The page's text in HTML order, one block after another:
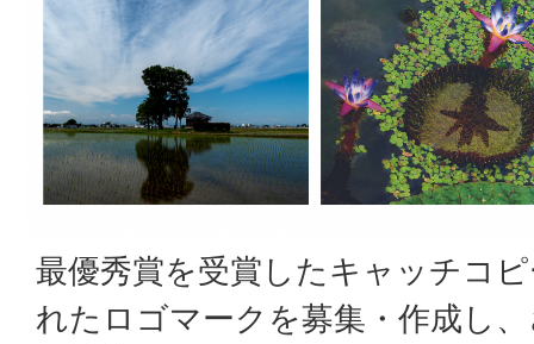
最優秀賞を受賞したキャッチコ
れたロゴマークを募集・作成し